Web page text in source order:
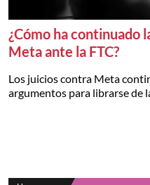
¿Cómo ha continuado
Meta ante la FTC?
Los juicios contra Meta
argumentos para librarse de